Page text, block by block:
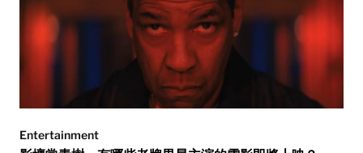
Entertainment